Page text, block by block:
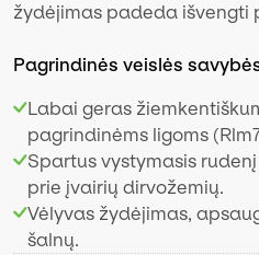
žydėjimas padeda išvengti
Pagrindinės veislės
Labai geras
pagrindinėms ligoms
Spartus vystymasis
prie įvairių dirvožemių.
Vėlyvas žydėjimas,
šalnų.